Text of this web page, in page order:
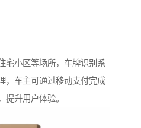
宅小区等场所，车牌识别系
，车主可通过移动支付完成
提升用户体验。